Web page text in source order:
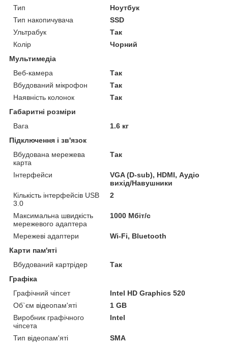
Тип
Ноутбук
Тип накопичувача
SSD
Ультрабук
Так
Колір
Чорний
Мультимедіа
Веб-камера
Так
Вбудований мікрофон
Так
Наявність колонок
Так
Габаритні розміри
Вага
1.6 кг
Підключення і зв'язок
Вбудована мережева
карта
Так
Інтерфейси
VGA (D-sub), HDMI, Аудіо
вихід/Навушники
Кількість інтерфейсів USB
3.0
2
Максимальна швидкість
мережевого адаптера
1000 Мбіт/с
Мережеві адаптери
Wi-Fi, Bluetooth
Карти пам'яті
Вбудований картрідер
Так
Графіка
Графічний чіпсет
Intel HD Graphics 520
Об`єм відеопам'яті
1 GB
Виробник графічного
чіпсета
Intel
Тип відеопам'яті SMA